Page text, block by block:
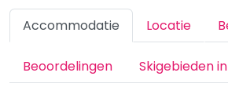
Accommodatie Locatie
Beoordelingen Skigebieden